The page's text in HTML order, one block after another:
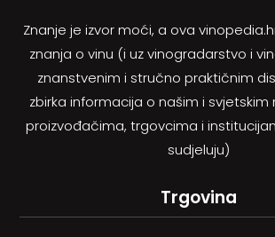
Znanje je izvor moći, a ova
znanja o vinu (i uz vinogradarstvo i
znanstvenim i stručno praktičnim
zbirka informacija o našim i svjetskim
proizvođačima, trgovcima i
sudjeluju)
Trgovina